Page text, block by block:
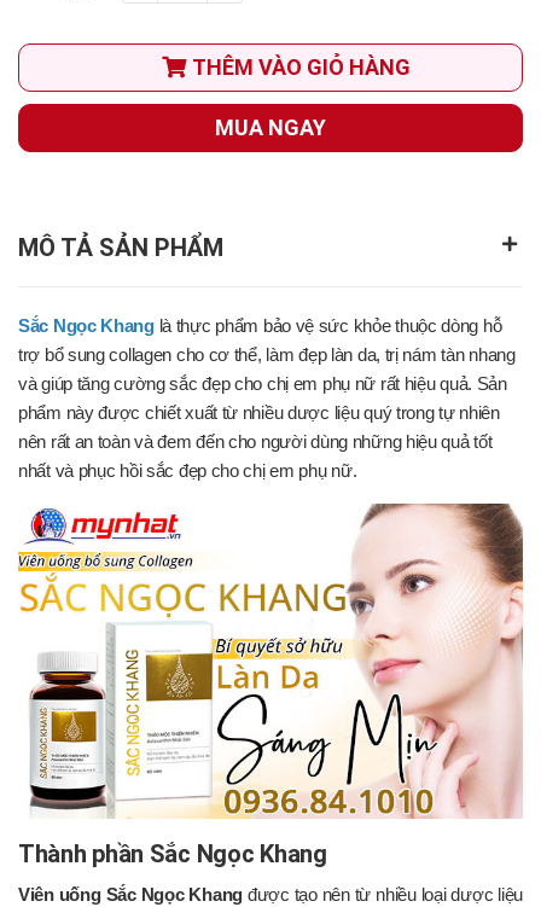
THÊM VÀO GIỎ HÀNG
MUA NGAY
MÔ TẢ SẢN PHẨM
Sắc Ngọc Khanglà thực phẩm bảo vệ sức khỏe thuộc dòng hỗ
trợ bổ sung collagen cho cơ thể, làm đẹp làn da, trị nám tàn nhang
và giúp tăng cường sắc đẹp cho chị em phụ nữ rất hiệu quả. Sản
phẩm này được chiết xuất từ nhiều dược liệu quý trong tự nhiên
nên rất an toàn và đem đến cho người dùng những hiệu quả tốt
nhất và phục hồi sắc đẹp cho chị em phụ nữ.
Thành phần Sắc Ngọc Khang
Viên uống Sắc Ngọc Khangđược tạo nên từ nhiều loại dược liệu